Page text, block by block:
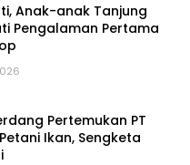
Anak-anak Tanjung
Pengalaman Pertama
Pertemukan PT
Ikan, Sengketa